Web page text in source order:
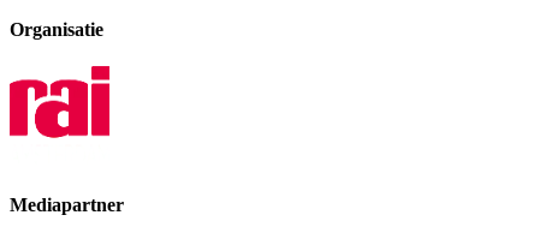
Organisatie
Mediapartner